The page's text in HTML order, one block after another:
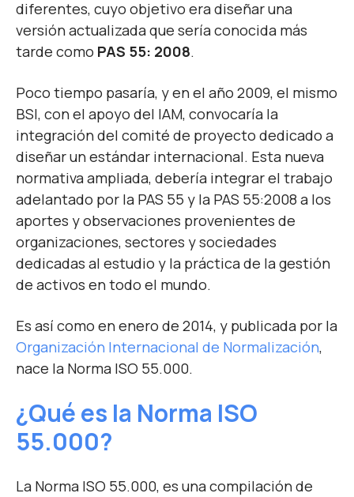
diferentes, cuyo objetivo era diseñar una
versión actualizada que sería conocida más
tarde como PAS 55: 2008.
Poco tiempo pasaría, y en el año 2009, el mismo
BSI, con el apoyo del IAM, convocaría la
integración del comité de proyecto dedicado a
diseñar un estándar internacional. Esta nueva
normativa ampliada, debería integrar el trabajo
adelantado por la PAS 55 y la PAS 55:2008 a los
aportes y observaciones provenientes de
organizaciones, sectores y sociedades
dedicadas al estudio y la práctica de la gestión
de activos en todo el mundo.
Es así como en enero de 2014, y publicada por la
Organización Internacional de Normalización,
nace la Norma ISO 55.000.
¿Qué es la Norma ISO
55.000?
La Norma ISO 55.000, es una compilación de